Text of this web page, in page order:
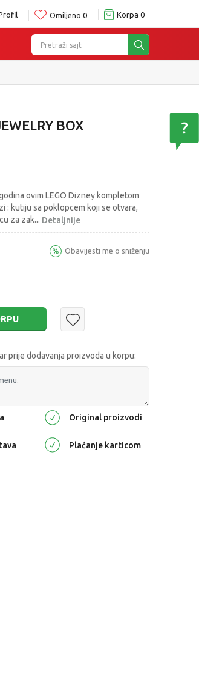
Omiljeno 0 Korpa 0
Pretraži sajt
BOX
ovim LEGO Dizney kompletom
: kutiju sa poklopcem koji se otvara,
za zak... Detaljnije
Obavijesti me o sniženju
prije dodavanja proizvoda u korpu:
Original proizvodi
Plaćanje karticom